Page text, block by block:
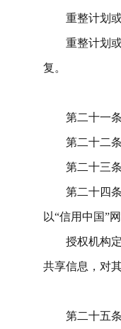
重整计划
重整计划
复。
第二十一条
第二十二条
第二十三条
第二十四条
以“信用中国”
授权机构
共享信息 ， 对
第二十五条